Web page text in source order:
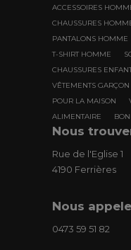
ACCESSOIRES
CHAUSSURES
PANTALONS HOMME
T-SHIRT HOMME
CHAUSSURES
VÊTEMENTS GARÇON
POUR LA MAISON
ALIMENTAIRE
Nous
Rue de l'Eglise 1
4190 Ferrières
Nous
0473 59 51 82